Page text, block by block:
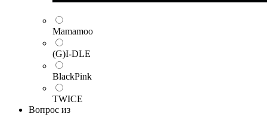
Mamamoo
(G)I-DLE
BlackPink
TWICE
Вопрос из